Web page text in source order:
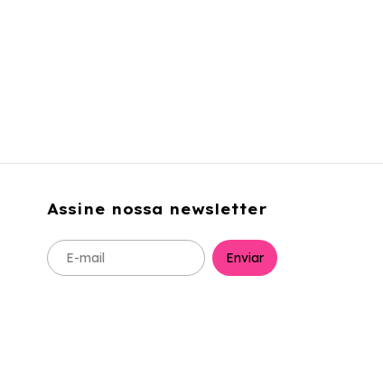
Assine nossa newsletter